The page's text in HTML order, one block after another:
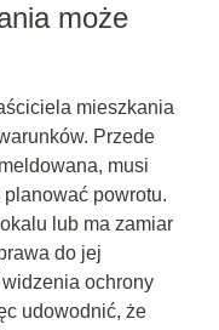
może
mieszkania
Przede
musi
powrotu.
lub ma zamiar
do jej
ochrony
udowodnić, że